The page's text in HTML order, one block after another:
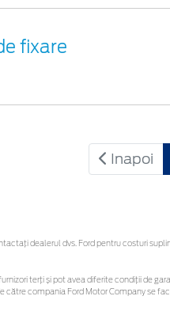
fixare
Inapoi
dealerul dvs. Ford pentru costuri
terți și pot avea diferite condiții de
către compania Ford Motor Company se